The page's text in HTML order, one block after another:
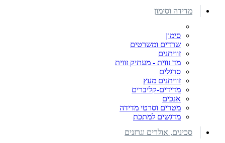
מדידה וסימון
סימון
שרדים ומשרטים
זוויתנים
מד זווית - מעתיק זווית
סרגלים
זוויתנים מעץ
מדידים-קליברים
אנכים
מטרים וסרטי מדידה
מדגשים למתכת
סכינים, אולרים וגרזנים